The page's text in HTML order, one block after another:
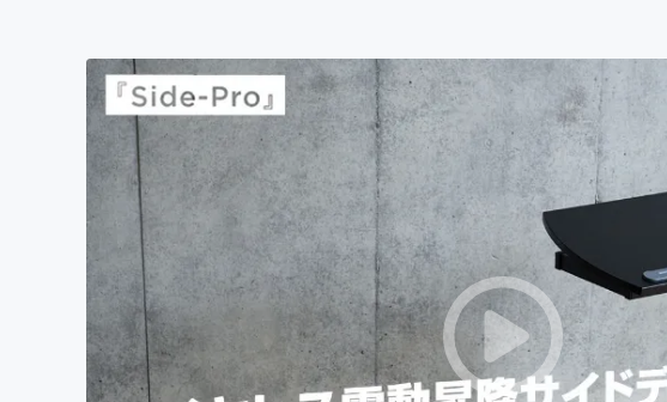
アート・写真 音楽
テクノロジー・ガジェット ゲーム・サー
映像・映画 書籍・雑誌出版
ビジネス・起業 チャレンジ
まちづくり・地域活性化